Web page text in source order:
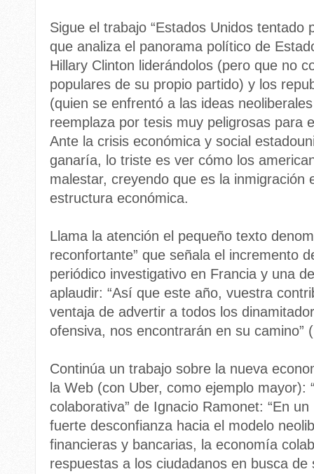
Sigue el trabajo “Estados Unidos tentado
que analiza el panorama político de
Hillary Clinton liderándolos (pero que no
populares de su propio partido) y los
(quien se enfrentó a las ideas
reemplaza por tesis muy peligrosas para
Ante la crisis económica y social
ganaría, lo triste es ver cómo los
malestar, creyendo que es la inmigración
estructura económica.
Llama la atención el pequeño texto
reconfortante” que señala el incremento
periódico investigativo en Francia y una
aplaudir: “Así que este año, vuestra
ventaja de advertir a todos los
ofensiva, nos encontrarán en su camino”
Continúa un trabajo sobre la nueva
la Web (con Uber, como ejemplo mayor):
colaborativa” de Ignacio Ramonet: “En
fuerte desconfianza hacia el modelo
financieras y bancarias, la economía
respuestas a los ciudadanos en busca